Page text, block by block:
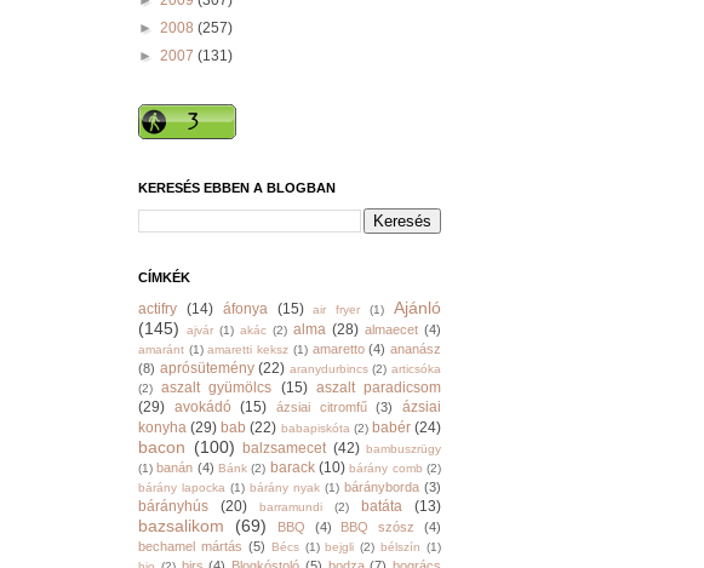
► 2008 (257)
► 2007 (131)
KERESÉS EBBEN A BLOGBAN
CÍMKÉK
actifry (14) áfonya (15) air fryer (1)
Ajánló
(145)
ajvár (1) akác (2) alma (28) almaecet (4)
amaránt (1) amaretti keksz (1) amaretto (4) ananász
(8) aprósütemény (22) aranydurbincs (2) articsóka
(2)
aszalt gyümölcs (15) aszalt paradicsom
(29) avokádó (15) ázsiai citromfű (3)
ázsiai
konyha (29) bab (22) babapiskóta (2) babér (24)
bacon (100) balzsamecet (42) bambuszrügy
(1) banán (4) Bánk (2) barack (10) bárány comb (2)
bárány lapocka (1) bárány nyak (1) bárányborda (3)
bárányhús (20) barramundi (2) batáta (13)
bazsalikom (69) BBQ (4) BBQ szósz
(4)
bechamel mártás (5) Bécs (1) bejgli (2) bélszín (1)